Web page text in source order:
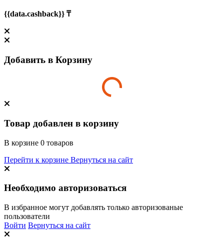
{{data.cashback}} ₸
Добавить в Корзину
Товар добавлен в корзину
В корзине 0 товаров
Перейти к корзине Вернуться на сайт
Необходимо авторизоваться
В избранное могут добавлять только авторизованые
пользователи
Войти Вернуться на сайт